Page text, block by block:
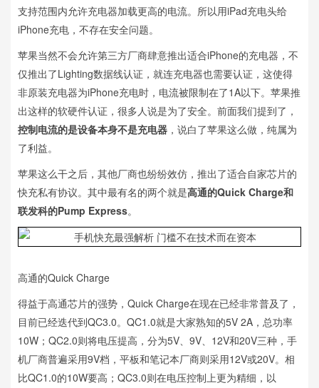
支持范围内允许充电器加载更高的电流。所以用iPad充电头给
iPhone充电，不存在安全问题。
苹果当然不会允许第三方厂商肆意推出适合iPhone的充电器，不
仅推出了Lighting数据线认证，就连充电器也需要认证，这使得
非原装充电器为iPhone充电时，电流被限制在了1A以下。苹果推
出这样的软硬件认证，很多人说是为了安全。前面我们提到了，
控制电流的是设备本身不是充电器 ，说白了苹果这么做，纯属为
了利益。
苹果这么干之后，其他厂商也纷纷效仿，推出了适合自家芯片的
快充私有协议。其中最有名的两个就是高通的Quick Charge和
联发科的Pump Express。
高通的Quick Charge
得益于高通芯片的强势，Quick Charge在现在已经非常普及了，
目前已经迭代到QC3.0。QC1.0就是大家熟知的5V 2A，总功率
10W；QC2.0则将电压提高，分为5V、9V、12V和20V三种，手
机厂商普遍采用9V档，平板和笔记本厂商则采用12V或20V。相
比QC1.0的10W要高；QC3.0则在电压控制上更为精细，以